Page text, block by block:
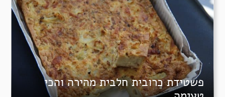
פשטידת כרובית חלבית מהירה והכי